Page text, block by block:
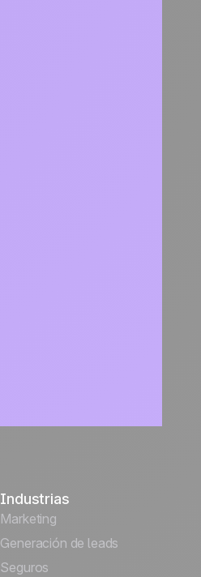
Industrias
Marketing
Generación de leads
Seguros